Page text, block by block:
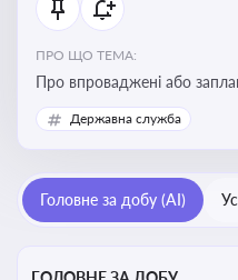
ПРО ЩО ТЕМА:
Про впроваджені або
судової практики щодо
для посадовців, вплив
дотримання етичних
Державна служба
Головне за добу (AI)